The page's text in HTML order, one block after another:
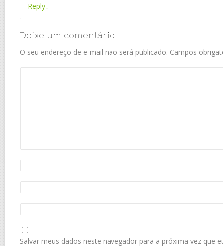
Reply↓
Deixe um comentário
O seu endereço de e-mail não será publicado. Campos
Salvar meus dados neste navegador para a próxima vez que